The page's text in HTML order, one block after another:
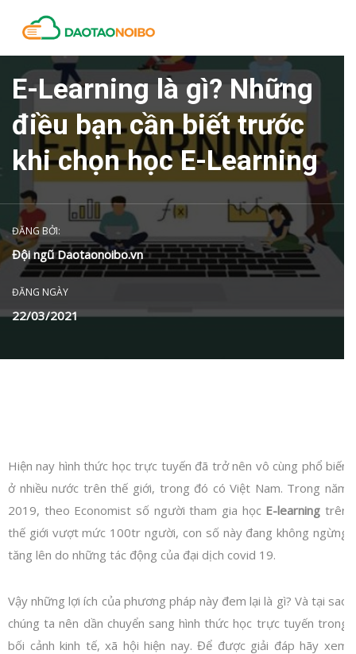
E-Learning là gì? Những
điều bạn cần biết trước
khi chọn học E-Learning
ĐĂNG BỞI:
Đội ngũ Daotaonoibo.vn
ĐĂNG NGÀY
22/03/2021
Hiện nay hình thức học trực tuyến đã trở nên vô cùng phổ biến
ở nhiều nước trên thế giới, trong đó có Việt Nam. Trong năm
2019, theo Economist số người tham gia học E-learning trên
thế giới vượt mức 100tr người, con số này đang không ngừng
tăng lên do những tác động của đại dịch covid 19.
Vậy những lợi ích của phương pháp này đem lại là gì? Và tại sao
chúng ta nên dần chuyển sang hình thức học trực tuyến trong
bối cảnh kinh tế, xã hội hiện nay. Để được giải đáp hãy xem